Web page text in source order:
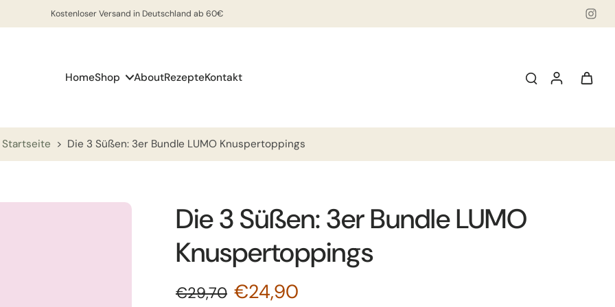
Kostenloser Versand in Deutschland ab 60€
HomeShop AboutRezepteKontakt
Startseite > Die 3 Süßen: 3er Bundle LUMO Knuspertoppings
Die 3 Süßen: 3er Bundle LUMO
Knuspertoppings
€29,70 €24,90